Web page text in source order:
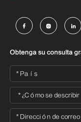
  
Obtenga su consulta